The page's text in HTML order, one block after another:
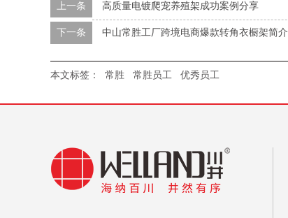
上一条 高质量电镀爬宠养殖架成功案例分享
下一条 中山常胜工厂跨境电商爆款转角衣橱架简介
本文标签： 常胜 常胜员工 优秀员工